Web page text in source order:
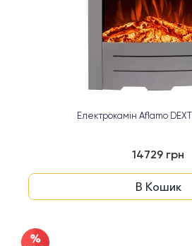
Електрокамін Aflamo
14729 грн
В Кошик